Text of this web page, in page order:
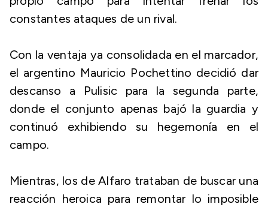
constantes ataques de un rival.
Con la ventaja ya consolidada en el marcador,
el argentino Mauricio Pochettino decidió dar
descanso a Pulisic para la segunda parte,
donde el conjunto apenas bajó la guardia y
continuó exhibiendo su hegemonía en el
campo.
Mientras, los de Alfaro trataban de buscar una
reacción heroica para remontar lo imposible